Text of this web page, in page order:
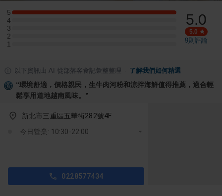
5
5 星：1 則評論
4
4 星：0 則評論
3
3 星：0 則評論
2
2 星：0 則評論
1
1 星：0 則評論
5.0
5.0
9則評論
以下資訊由 AI 從部落客食記彙整整理 了解我們如何精選
“環境舒適，價格親民，生牛肉河粉和涼拌海鮮值得推薦，適合輕
鬆享用道地越南風味。 ”
新北市三重區五華街282號4F
今日營業: 10:30-22:00
0228577434